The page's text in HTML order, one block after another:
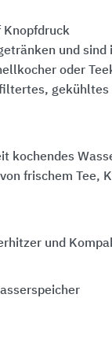
Knopfdruck
und sind
oder
gekühltes
kochendes
frischem Tee,
und